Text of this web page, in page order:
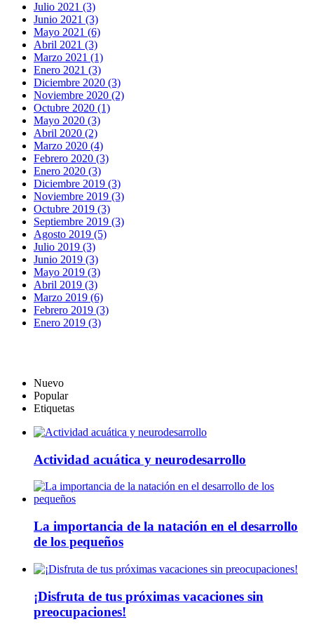
Julio 2021 (3)
Junio 2021 (3)
Mayo 2021 (6)
Abril 2021 (3)
Marzo 2021 (1)
Enero 2021 (3)
Diciembre 2020 (3)
Noviembre 2020 (2)
Octubre 2020 (1)
Mayo 2020 (3)
Abril 2020 (2)
Marzo 2020 (4)
Febrero 2020 (3)
Enero 2020 (3)
Diciembre 2019 (3)
Noviembre 2019 (3)
Octubre 2019 (3)
Septiembre 2019 (3)
Agosto 2019 (5)
Julio 2019 (3)
Junio 2019 (3)
Mayo 2019 (3)
Abril 2019 (3)
Marzo 2019 (6)
Febrero 2019 (3)
Enero 2019 (3)
Nuevo
Popular
Etiquetas
Actividad acuática y neurodesarrollo
La importancia de la natación en el desarrollo
de los pequeños
¡Disfruta de tus próximas vacaciones sin
preocupaciones!